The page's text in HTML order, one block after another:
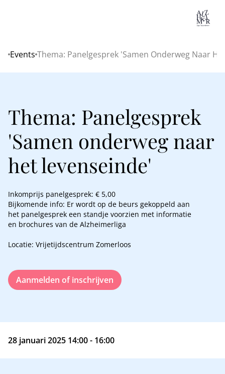
Home
Events Thema: Panelgesprek 'Samen Onderweg Naar
Thema: Panelgesprek
'Samen onderweg naar
het levenseinde'
Inkomprijs panelgesprek: € 5,00
Bijkomende info: Er wordt op de beurs gekoppeld aan
het panelgesprek een standje voorzien met informatie
en brochures van de Alzheimerliga
Locatie: Vrijetijdscentrum Zomerloos
Aanmelden of inschrijven
28 januari 2025 14:00 - 16:00